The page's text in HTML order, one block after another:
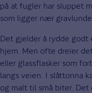
på at fugler har sluppet
som ligger nær
Det gjelder å rydde
hjem. Men ofte dreier
eller glassflasker som
langs veien. I slåttonna
og malt til små biter.